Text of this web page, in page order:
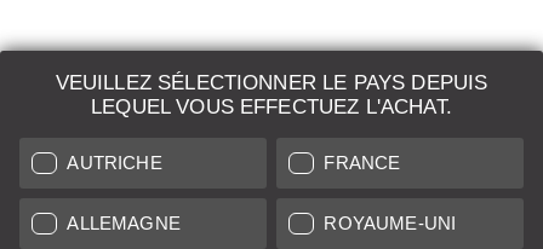
VEUILLEZ SÉLECTIONNER LE PAYS DEPUIS
LEQUEL VOUS EFFECTUEZ L'ACHAT.
AUTRICHE FRANCE
ALLEMAGNE ROYAUME-UNI
LEICA SYSTEMS
ESTIMATION
DEMANDE DE RECHERCHE